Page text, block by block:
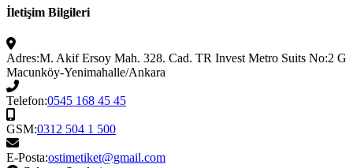
İletişim Bilgileri
Adres:M. Akif Ersoy Mah. 328. Cad. TR Invest Metro Suits No:2 G
Macunköy-Yenimahalle/Ankara
Telefon:0545 168 45 45
GSM:0312 504 1 500
E-Posta:ostimetiket@gmail.com